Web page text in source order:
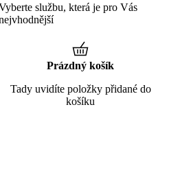
službu, která je pro Vás
Prázdný košík
Tady uvidíte položky přidané do
košíku